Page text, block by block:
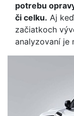
potrebu
či celku. Aj
začiatkoch
analyzovaní je